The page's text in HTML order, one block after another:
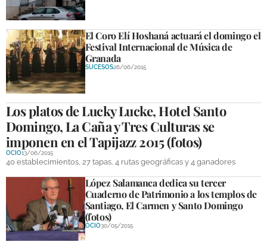
El Coro Elí Hoshaná actuará el domingo el
Festival Internacional de Música de
Granada
SUCESOS26/06/2015
Los platos de Lucky Lucke, Hotel Santo
Domingo, La Caña y Tres Culturas se
imponen en el Tapijazz 2015 (fotos)
OCIO13/06/2015
40 establecimientos, 27 tapas, 4 rutas geográficas y 4 ganadores
López Salamanca dedica su tercer
Cuaderno de Patrimonio a los templos de
Santiago, El Carmen y Santo Domingo
(fotos)
OCIO30/05/2015